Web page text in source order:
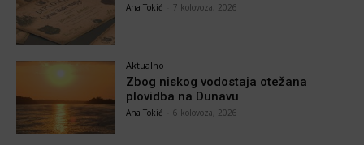
Ana Tokić 7 kolovoza, 2026
Aktualno
Zbog niskog vodostaja otežana
plovidba na Dunavu
Ana Tokić 6 kolovoza, 2026